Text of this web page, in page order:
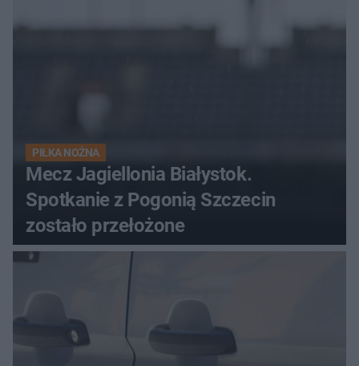
PIŁKA NOŻNA
Mecz Jagiellonia Białystok.
Spotkanie z Pogonią Szczecin
zostało przełożone